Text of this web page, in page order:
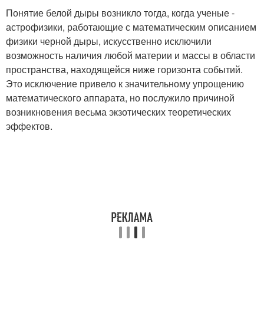
Понятие белой дыры возникло тогда, когда ученые -
астрофизики, работающие с математическим описанием
физики черной дыры, искусственно исключили
возможность наличия любой материи и массы в области
пространства, находящейся ниже горизонта событий.
Это исключение привело к значительному упрощению
математического аппарата, но послужило причиной
возникновения весьма экзотических теоретических
эффектов.